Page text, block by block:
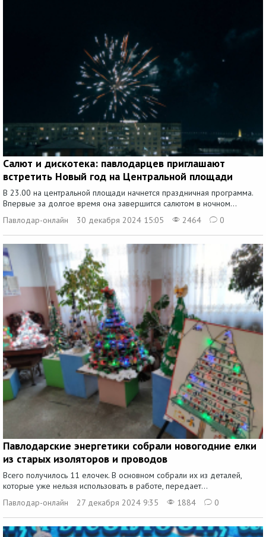
Салют и дискотека: павлодарцев приглашают
встретить Новый год на Центральной площади
В 23.00 на центральной площади начнется праздничная программа.
Впервые за долгое время она завершится салютом в ночном...
Павлодар-онлайн
30 декабря 2024 15:05 2464 0
Павлодарские энергетики собрали новогодние елки
из старых изоляторов и проводов
Всего получилось 11 елочек. В основном собрали их из деталей,
которые уже нельзя использовать в работе, передает...
Павлодар-онлайн
27 декабря 2024 9:35 1884 0